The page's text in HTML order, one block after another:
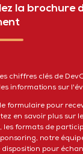
la brochure
chiffres clés de
informations sur
formulaire pour
en savoir plus sur
les formats de
notre
disposition pour